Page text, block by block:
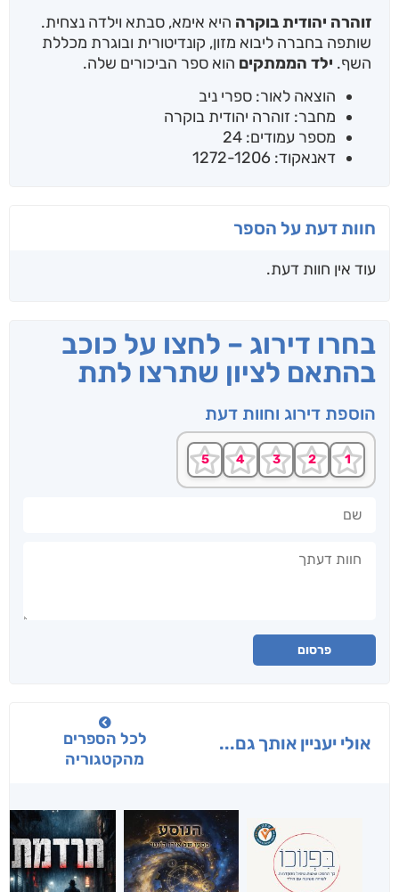
זוהרה יהודית בוקרה היא אימא, סבתא וילדה נצחית.
שותפה בחברה ליבוא מזון, קונדיטורית ובוגרת מכללת
השף. ילד הממתקים הוא ספר הביכורים שלה.
הוצאה לאור: ספרי ניב
מחבר: זוהרה יהודית בוקרה
מספר עמודים: 24
דאנאקוד: 1272-1206
חוות דעת על הספר
עוד אין חוות דעת.
בחרו דירוג – לחצו על כוכב
בהתאם לציון שתרצו לתת
הוספת דירוג וחוות דעת
פרסום
אולי יעניין אותך גם...
לכל הספרים
מהקטגוריה